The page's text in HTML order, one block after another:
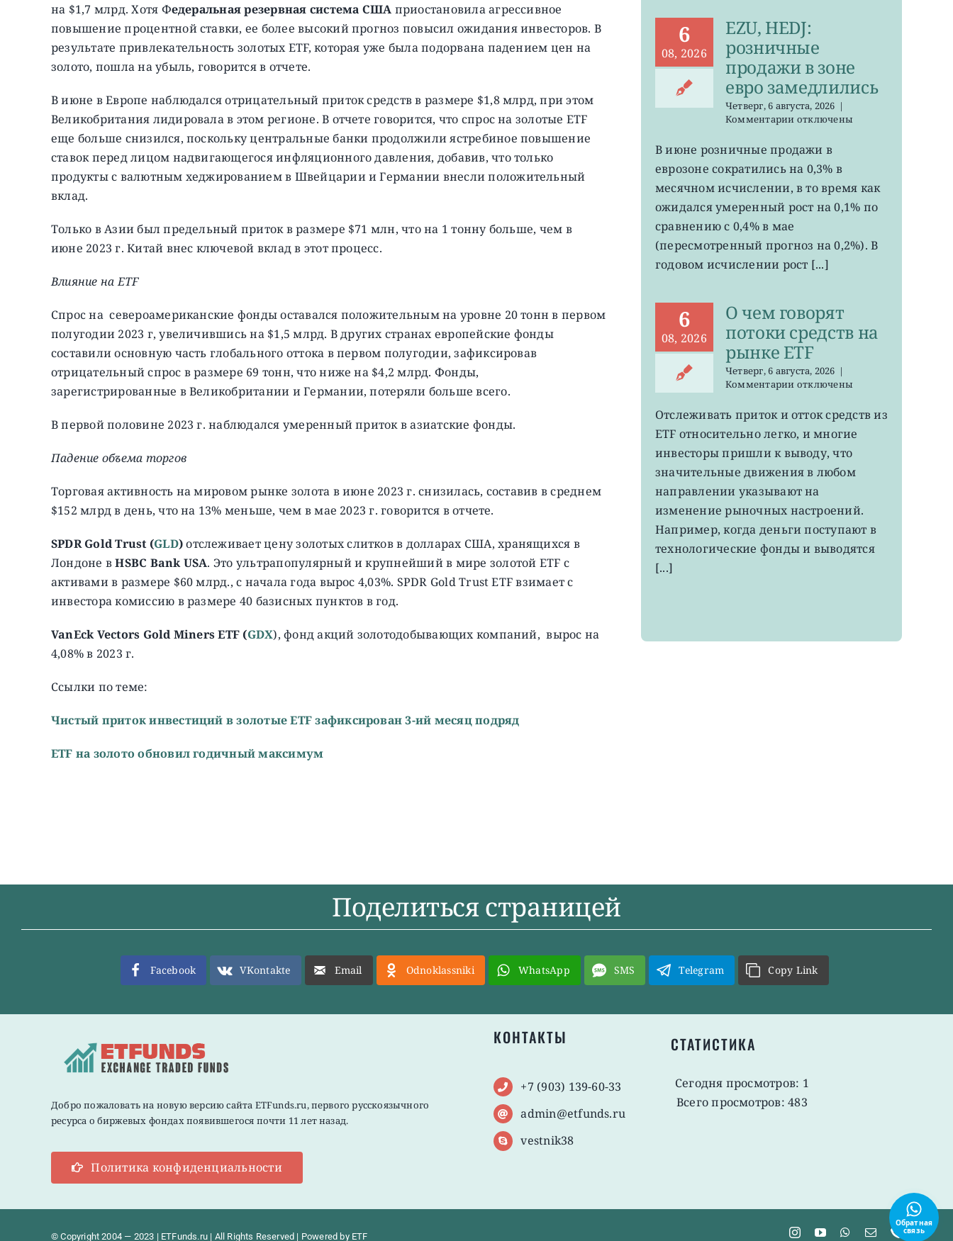
на $1,7 млрд. Хотя Федеральная резервная система США приостановила агрессивное
повышение процентной ставки, ее более высокий прогноз повысил ожидания инвесторов. В
результате привлекательность золотых ETF, которая уже была подорвана падением цен на
золото, пошла на убыль, говорится в отчете.
В июне в Европе наблюдался отрицательный приток средств в размере $1,8 млрд, при этом
Великобритания лидировала в этом регионе. В отчете говорится, что спрос на золотые ETF
еще больше снизился, поскольку центральные банки продолжили ястребиное повышение
ставок перед лицом надвигающегося инфляционного давления, добавив, что только
продукты с валютным хеджированием в Швейцарии и Германии внесли положительный
вклад.
Только в Азии был предельный приток в размере $71 млн, что на 1 тонну больше, чем в
июне 2023 г. Китай внес ключевой вклад в этот процесс.
Влияние на ETF
Спроc на североамериканские фонды оставался положительным на уровне 20 тонн в первом
полугодии 2023 г, увеличившись на $1,5 млрд. В других странах европейские фонды
составили основную часть глобального оттока в первом полугодии, зафиксировав
отрицательный спрос в размере 69 тонн, что ниже на $4,2 млрд. Фонды,
зарегистрированные в Великобритании и Германии, потеряли больше всего.
В первой половине 2023 г. наблюдался умеренный приток в азиатские фонды.
Падение объема торгов
Торговая активность на мировом рынке золота в июне 2023 г. снизилась, составив в среднем
$152 млрд в день, что на 13% меньше, чем в мае 2023 г. говорится в отчете.
SPDR Gold Trust (GLD)отслеживает цену золотых слитков в долларах США, хранящихся в
Лондоне вHSBC Bank USA. Это ультрапопулярный и крупнейший в мире золотой ETF с
активами в размере $60 млрд., с начала года вырос 4,03%. SPDR Gold Trust ETF взимает с
инвестора комиссию в размере 40 базисных пунктов в год.
VanEck Vectors Gold Miners ETF (GDX), фонд акций золотодобывающих компаний, вырос на
4,08% в 2023 г.
Ссылки по теме:
Чистый приток инвестиций в золотые ETF зафиксирован 3-ий месяц подряд
ETF на золото обновил годичный максимум
6
08, 2026
EZU, HEDJ:
розничные
продажи в зоне
евро замедлились
Четверг, 6 августа, 2026 |
Комментариик
EZU,
HEDJ:
розничные
продажи
зоне
замедлились
отключены
В июне розничные продажи в
еврозоне сократились на 0,3% в
месячном исчислении, в то время как
ожидался умеренный рост на 0,1% по
сравнению с 0,4% в мае
(пересмотренный прогноз на 0,2%). В
годовом исчислении рост [...]
6
08, 2026
О чем говорят
потоки средств на
рынке ETF
Четверг, 6 августа, 2026 |
Комментариик
О
говорят
потоки
средств
на
рынке
отключены
Отслеживать приток и отток средств из
ETF относительно легко, и многие
инвесторы пришли к выводу, что
значительные движения в любом
направлении указывают на
изменение рыночных настроений.
Например, когда деньги поступают в
технологические фонды и выводятся
[...]
Поделиться страницей
Facebook VKontakte Email Odnoklassniki WhatsApp SMS Telegram Copy Link
Добро пожаловать на новую версию сайта ETFunds.ru, первого русскоязычного
ресурса о биржевых фондах появившегося почти 11 лет назад.
Политика конфиденциальности
КОНТАКТЫ
+7 (903) 139-60-33
admin@etfunds.ru
vestnik38
СТАТИСТИКА
Сегодня просмотров: 1
Всего просмотров: 483
© Copyright 2004 — 2023 | ETFunds.ru | All Rights Reserved | Powered by ETF
Обратная
связь